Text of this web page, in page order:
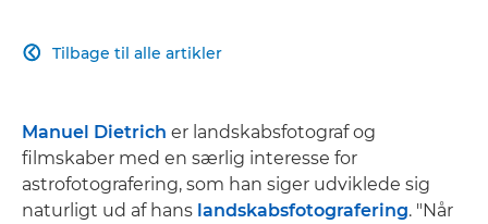
Tilbage til alle artikler

Manuel Dietrich er landskabsfotograf og
filmskaber med en særlig interesse for
astrofotografering, som han siger udviklede sig
naturligt ud af hans landskabsfotografering. "Når